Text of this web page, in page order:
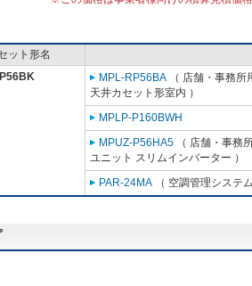
ット形名
MPL-RP56BA （ 店舗・事務
天井カセット形室内 ）
MPLP-P160BWH
MPUZ-P56HA5 （ 店舗・事務
ユニット スリムインバーター ）
PAR-24MA （ 空調管理システ